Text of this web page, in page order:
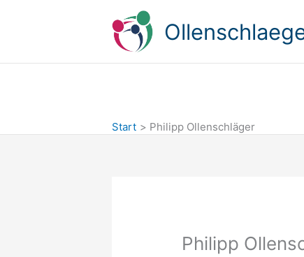
Start Philipp Ollenschläger
Philipp